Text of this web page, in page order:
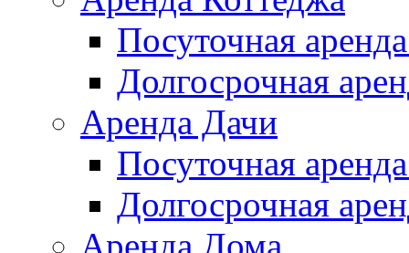
Посуточная
Долгосрочная
Аренда Дачи
Посуточная
Долгосрочная